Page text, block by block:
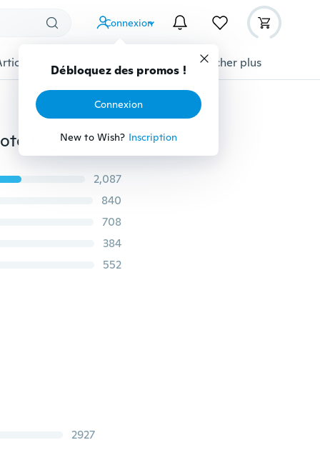
Connexion
Débloquez des promos !
Connexion
New to Wish? Inscription
pour animaux domestiques Afficher plus
Femmes Casual Chaud Plus La Taille Faux Velours Tricoté Leggings Épais Slim Legging Super Élastique 8 Couleurs Hiver Plus Leggings Cachemire
2,087
840
708
384
552
2927